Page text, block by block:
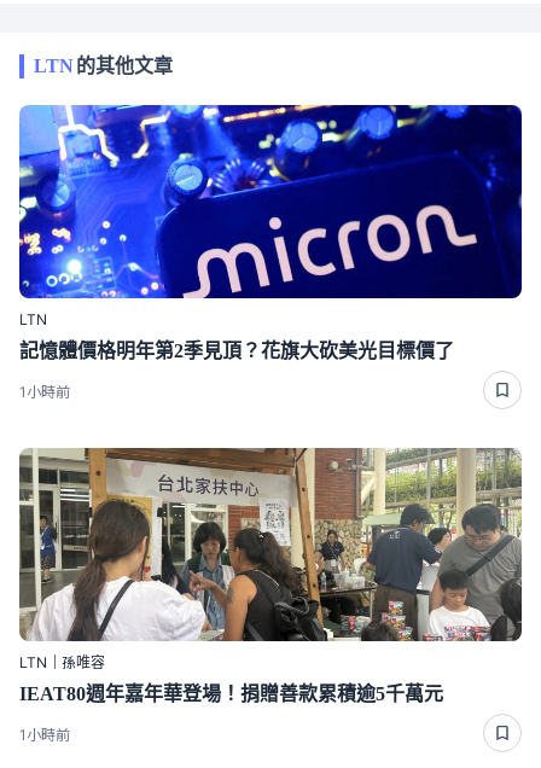
LTN的其他文章
LTN
記憶體價格明年第2季見頂？花旗大砍美光目標價了
1小時前
LTN｜孫唯容
IEAT80週年嘉年華登場！捐贈善款累積逾5千萬元
1小時前